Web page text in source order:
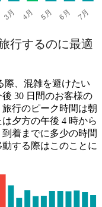
行するのに最適
際、混雑を避けたい
30 日間のお客様の
行のピーク時間は朝
夕方の午後 4 時から
着までに多少の時間
する際はこのことに